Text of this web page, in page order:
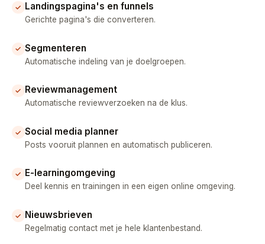
✓ Landingspagina's en funnels
Gerichte pagina's die converteren.
✓ Segmenteren
Automatische indeling van je doelgroepen.
✓ Reviewmanagement
Automatische reviewverzoeken na de klus.
✓ Social media planner
Posts vooruit plannen en automatisch publiceren.
✓ E-learningomgeving
Deel kennis en trainingen in een eigen online omgeving.
✓ Nieuwsbrieven
Regelmatig contact met je hele klantenbestand.